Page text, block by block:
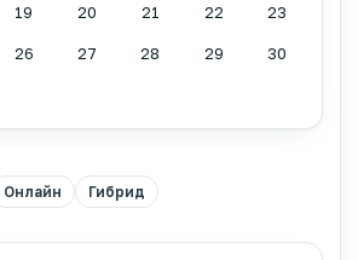
19 20 21 22 23
26 27 28 29 30
Онлайн Гибрид